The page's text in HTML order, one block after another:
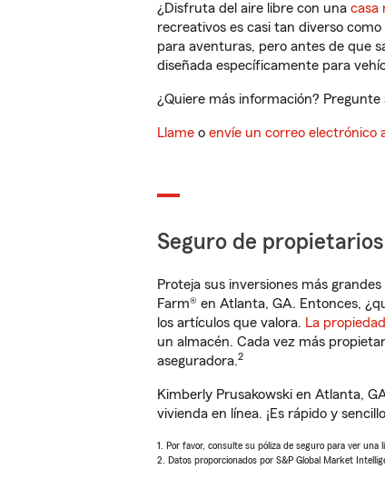
¿Disfruta del aire libre con una casa
recreativos es casi tan diverso
para aventuras, pero antes de que
diseñada específicamente para
¿Quiere más información?
Llame o envíe un correo electrónico
Seguro de
Proteja sus inversiones más
Farm® en Atlanta, GA. Entonces,
los artículos que valora. La
un almacén. Cada vez más
aseguradora.2
Kimberly Prusakowski en Atlanta,
vivienda en línea. ¡Es rápido y
1. Por favor, consulte su póliza de seguro para ver
2. Datos proporcionados por S&P Global Market